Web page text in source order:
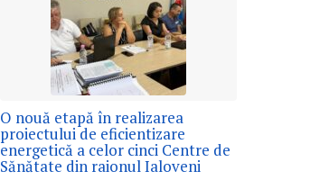
O nouă etapă în realizarea
proiectului de eficientizare
energetică a celor cinci Centre de
Sănătate din raionul Ialoveni